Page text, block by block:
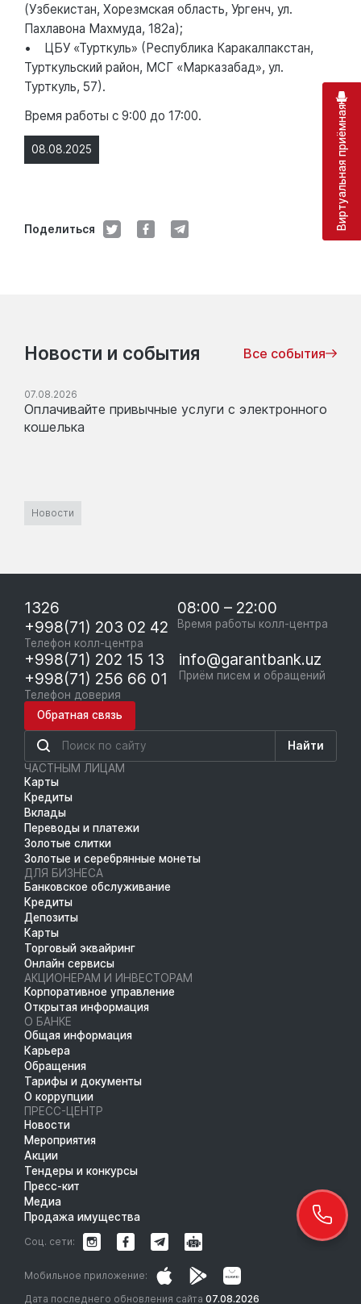
08.08.2025
Поделиться
(Узбекистан, Хорезмская область, Ургенч, ул.
Пахлавона Махмуда, 182а);
• ЦБУ «Турткуль» (Республика Каракалпакстан,
Турткульский район, МСГ «Марказабад», ул.
Турткуль, 57).
Время работы с 9:00 до 17:00.
Новости и события Все события
07.08.2026
Оплачивайте привычные услуги с электронного
кошелька
Новости
1326
+998(71) 203 02 42
Телефон колл-центра
08:00 – 22:00
Время работы колл-центра
+998(71) 202 15 13
+998(71) 256 66 01
Телефон доверия
info@garantbank.uz
Приём писем и обращений
Обратная связь
Найти
ЧАСТНЫМ ЛИЦАМ
Карты
Кредиты
Вклады
Переводы и платежи
Золотые слитки
Золотые и серебрянные монеты
ДЛЯ БИЗНЕСА
Банковское обслуживание
Кредиты
Депозиты
Карты
Торговый эквайринг
Онлайн сервисы
АКЦИОНЕРАМ И ИНВЕСТОРАМ
Корпоративное управление
Открытая информация
О БАНКЕ
Общая информация
Карьера
Обращения
Тарифы и документы
О коррупции
ПРЕСС-ЦЕНТР
Новости
Мероприятия
Акции
Тендеры и конкурсы
Пресс-кит
Медиа
Продажа имущества
Дата последнего обновления сайта 07.08.2026
Мобильное приложение:
Соц. сети:
Виртуальная приёмная